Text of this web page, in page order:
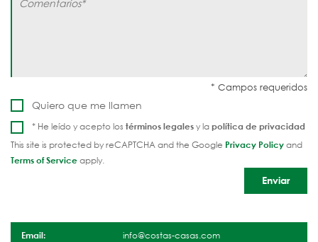
Quiero que me llamen
* He leído y acepto los términos legalesy lapolítica de privacidad
This site is protected by reCAPTCHA and the Google Privacy Policyand
Terms of Serviceapply.
Email: info@costas-casas.com